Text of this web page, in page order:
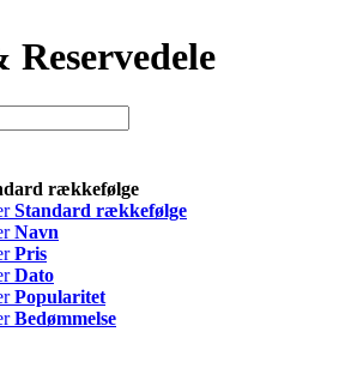
rækkefølge
Standard rækkefølge
Navn
Pris
Dato
Popularitet
Bedømmelse